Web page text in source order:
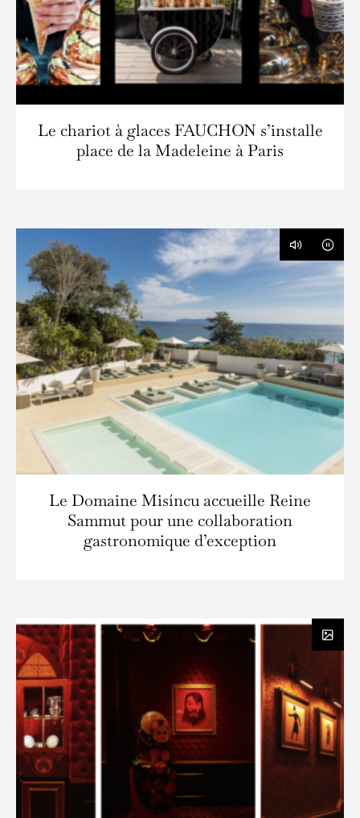
Le chariot à glaces FAUCHON s’installe
place de la Madeleine à Paris
Le Domaine Misíncu accueille Reine
Sammut pour une collaboration
gastronomique d’exception